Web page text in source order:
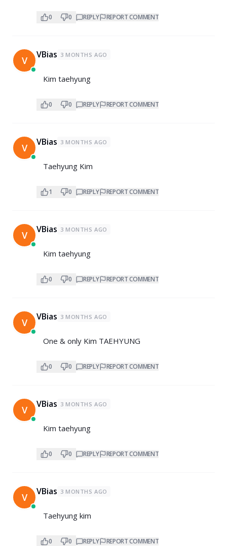
0 0 REPLY REPORT COMMENT
V VBias 3 MONTHS AGO
Kim taehyung
0 0 REPLY REPORT COMMENT
V VBias 3 MONTHS AGO
Taehyung Kim
1 0 REPLY REPORT COMMENT
V VBias 3 MONTHS AGO
Kim taehyung
0 0 REPLY REPORT COMMENT
V VBias 3 MONTHS AGO
One & only Kim TAEHYUNG
0 0 REPLY REPORT COMMENT
V VBias 3 MONTHS AGO
Kim taehyung
0 0 REPLY REPORT COMMENT
V VBias 3 MONTHS AGO
Taehyung kim
0 0 REPLY REPORT COMMENT